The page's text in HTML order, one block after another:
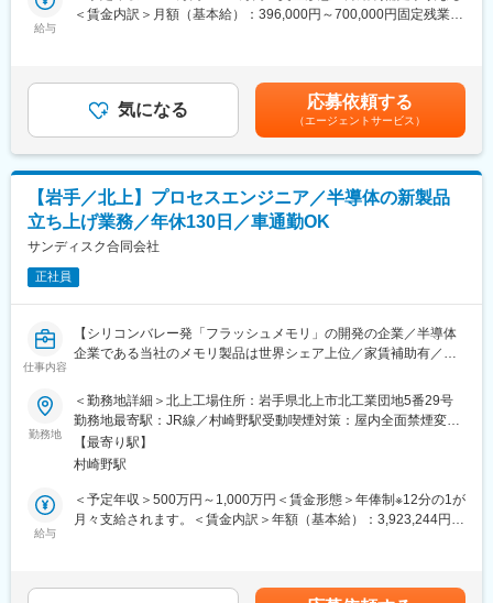
■組織・人事制度の策定や運用
■M&A（財務税務デューディリジェンス・M&A後の統合業務等）
■事業承継
■サステナビリティ
■その他経営管理基盤整備全般に関するコンサルティング
※勤務地については、仙台事務所、盛岡連絡事務所のどちらをご希
望されるか伺います。
※将来的に複数分野に渡って専門能力を発揮してもらうことを想定
しています。
■職務内容：
当ポジションは保守業務にとどまらず、顧客課題の把握から技術
クト全体を統括する経験を積み、事業と技術の両面で価値を生み
出せます（学習支援制度・有給取得しやすい文化あり）
・装置搬入、据付、立上げに関する計画作成、進捗管理、品質・
安全管理の統括。
・トラブル対応と根本原因分析、再発防止策の立案・実装。
に応じて）、若手技術者の指導・育成。
・業務プロセスの標準化や組織立ち上げへの参画、事業成長に資
■当社について：
12,000あるサプライヤーの中の1社に選ばれるなど、高い評価を
受けています。内閣府、経済産業省、JETROが実施する世界トッ
プレベルのアクセラレーターによるアクセラレーションプログラ
ムへ選定された実績があります。
◆働きやすさ：休暇が取りやすく、オンライン学習支援もあるた
め、オンとオフのメリハリをつけて働くことが可能です。
給与
＜賃金内訳＞月額（基本給）：396,000円～700,000円固定残業手
＞※給与詳細は経験・能力・選考を通じて決定します。■昇給：年
1回■賞与：年1回賃金はあくまでも目安の金額であり、選考を通
じて上下する可能性があります。月給(月額)は固定手当を含めた表
記です。
気になる 応募依頼する
（エージェントサービス）
【岩手／北上】プロセスエンジニア／半導体の新製品
立ち上げ業務／年休130日／車通勤OK
サンディスク合同会社
正社員
仕事内容
【シリコンバレー発「フラッシュメモリ」の開発の企業／半導体
企業である当社のメモリ製品は世界シェア上位／家賃補助有／自
■仕事概要
最先端メモリデバイス開発における微細加工や成膜工程のプロセ
ス、装置改善業務、要素開発業務を担当頂きます。
■具体的には
【次のいずれかの工程を担当】
・ドライエッチング
・PE-CVD
勤務地
＜勤務地詳細＞北上工場住所：岩手県北上市北工業団地5番29号
勤務地最寄駅：JR線／村崎野駅受動喫煙対策：屋内全面禁煙変更
の範囲：会社の定める事業所
【最寄り駅】
村崎野駅
給与
＜予定年収＞500万円～1,000万円＜賃金形態＞年俸制※12分の1が
月々支給されます。＜賃金内訳＞年額（基本給）：3,923,244円～
力を考慮した上で決定※その他固定手当は月30h分の固定残業手当